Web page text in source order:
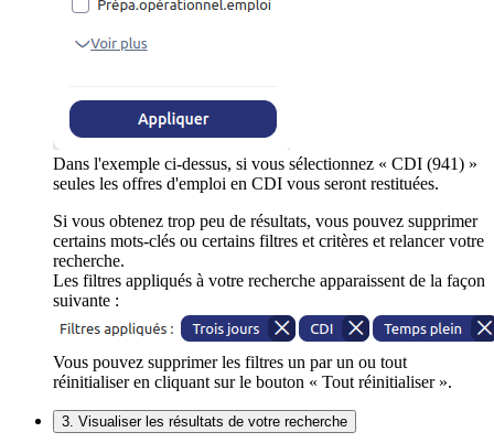
Dans l'exemple ci-dessus, si vous sélectionnez « CDI (941) »
seules les offres d'emploi en CDI vous seront restituées.
Si vous obtenez trop peu de résultats, vous pouvez supprimer
certains mots-clés ou certains filtres et critères et relancer votre
recherche.
Les filtres appliqués à votre recherche apparaissent de la façon
suivante :
Vous pouvez supprimer les filtres un par un ou tout
réinitialiser en cliquant sur le bouton « Tout réinitialiser ».
3. Visualiser les résultats de votre recherche